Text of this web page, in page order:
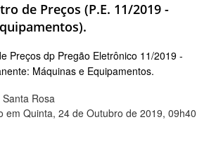
de Preços (P.E. 11/2019 -
Preços dp Pregão Eletrônico 11/2019 -
Máquinas e Equipamentos.
Rosa
em Quinta, 24 de Outubro de 2019, 09h40